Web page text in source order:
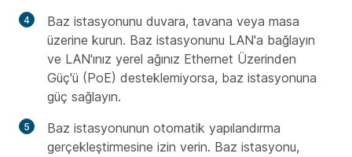
Baz istasyonunu duvara, tavana veya masa
üzerine kurun. Baz istasyonunu LAN'a bağlayın
ve LAN'ınız yerel ağınız Ethernet Üzerinden
Güç'ü (PoE) desteklemiyorsa, baz istasyonuna
güç sağlayın.
Baz istasyonunun otomatik yapılandırma
gerçekleştirmesine izin verin. Baz istasyonu,